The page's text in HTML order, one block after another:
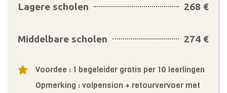
Lagere scholen 268 €
Middelbare scholen 274 €
Voordee : 1 begeleider gratis per 10 leerlingen
Opmerking : volpension + retourvervoer met